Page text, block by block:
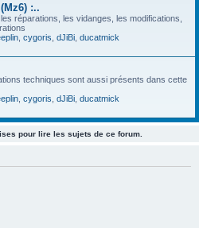
:..
réparations, les vidanges, les modifications,
cygoris dJiBi ducatmick
techniques sont aussi présents dans cette
cygoris dJiBi ducatmick
pour lire les sujets de ce forum.